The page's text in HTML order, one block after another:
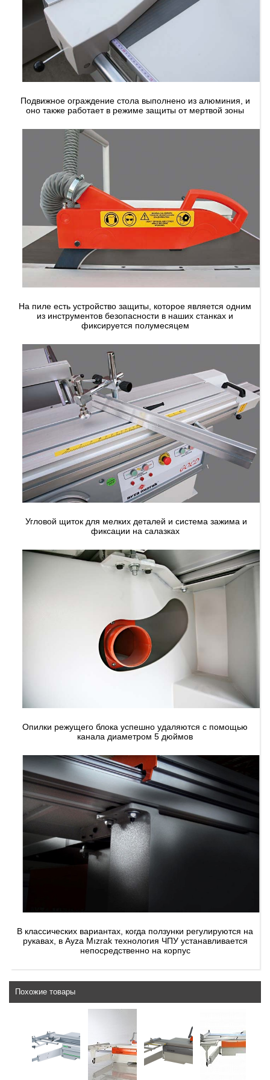
Подвижное ограждение стола выполнено из алюминия, и
оно также работает в режиме защиты от мертвой зоны
На пиле есть устройство защиты, которое является одним
из инструментов безопасности в наших станках и
фиксируется полумесяцем
Угловой щиток для мелких деталей и система зажима и
фиксации на салазках
Опилки режущего блока успешно удаляются с помощью
канала диаметром 5 дюймов
В классических вариантах, когда ползунки регулируются на
рукавах, в Ayza Mızrak технология ЧПУ устанавливается
непосредственно на корпус
Похожие товары